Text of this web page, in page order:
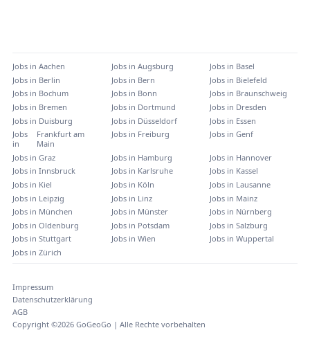
Jobs in Aachen Jobs in Augsburg Jobs in Basel
Jobs in Berlin Jobs in Bern Jobs in Bielefeld
Jobs in Bochum Jobs in Bonn Jobs in Braunschweig
Jobs in Bremen Jobs in Dortmund Jobs in Dresden
Jobs in Duisburg Jobs in Düsseldorf Jobs in Essen
Jobs
in
Frankfurt am
Main
Jobs in Freiburg Jobs inGenf
Jobs in Graz Jobs in Hamburg Jobs in Hannover
Jobs in Innsbruck Jobs in Karlsruhe Jobs in Kassel
Jobs in Kiel Jobs in Köln Jobs in Lausanne
Jobs in Leipzig Jobs in Linz Jobs in Mainz
Jobs in München Jobs in Münster Jobs in Nürnberg
Jobs in Oldenburg Jobs in Potsdam Jobs inSalzburg
Jobs in Stuttgart Jobs in Wien Jobs inWuppertal
Jobs in Zürich
Copyright ©2026GoGeoGo | Alle Rechte vorbehalten
Impressum
Datenschutzerklärung
AGB